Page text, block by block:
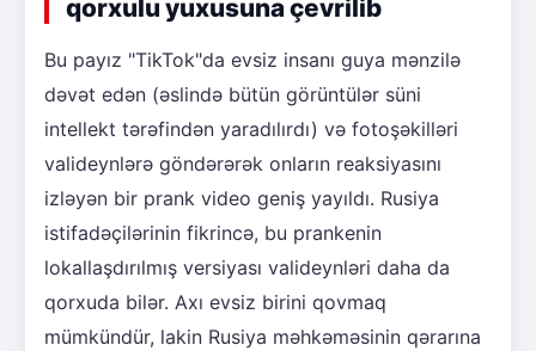
qorxulu yuxusuna çevrilib
Bu payız "TikTok"da evsiz insanı guya mənzilə
dəvət edən (əslində bütün görüntülər süni
intellekt tərəfindən yaradılırdı) və fotoşəkilləri
valideynlərə göndərərək onların reaksiyasını
izləyən bir prank video geniş yayıldı. Rusiya
istifadəçilərinin fikrincə, bu prankenin
lokallaşdırılmış versiyası valideynləri daha da
qorxuda bilər. Axı evsiz birini qovmaq
mümkündür, lakin Rusiya məhkəməsinin qərarına